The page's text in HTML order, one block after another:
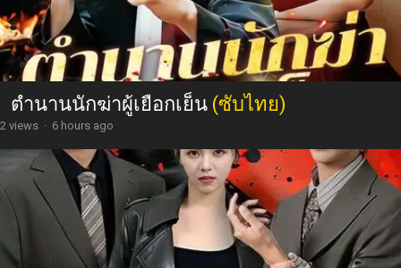
ตำนานนักฆ่าผู้เยือกเย็น (ซับไทย)
2 views · 6 hours ago